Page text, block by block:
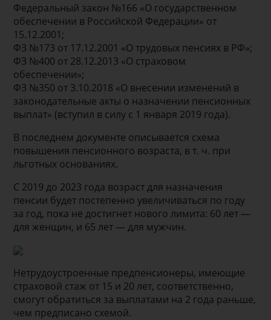
Федеральный закон №166 «О государственном
обеспечении в Российской Федерации» от
15.12.2001;
ФЗ №173 от 17.12.2001 «О трудовых пенсиях в РФ»;
ФЗ №400 от 28.12.2013 «О страховом
обеспечении»;
ФЗ №350 от 3.10.2018 «О внесении изменений в
законодательные акты о назначении пенсионных
выплат» (вступил в силу с 1 января 2019 года).
В последнем документе описывается схема
повышения пенсионного возраста, в т. ч. при
льготных основаниях.
С 2019 до 2023 года возраст для назначения
пенсии будет постепенно увеличиваться по году
за год, пока не достигнет нового лимита: 60 лет —
для женщин, и 65 лет — для мужчин.
Нетрудоустроенные предпенсионеры, имеющие
страховой стаж от 15 и 20 лет, соответственно,
смогут обратиться за выплатами на 2 года раньше,
чем предписано схемой.